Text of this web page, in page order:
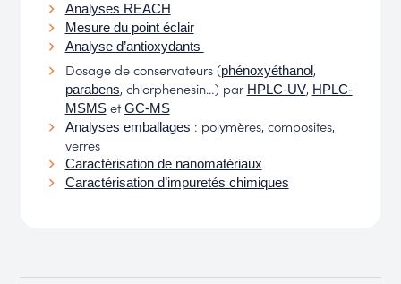
Analyses REACH
Mesure du point éclair
Analyse d’antioxydants
Dosage de conservateurs (phénoxyéthanol,
parabens, chlorphenesin…) par HPLC-UV, HPLC-
MSMSet GC-MS
Analyses emballages : polymères, composites,
verres
Caractérisation de nanomatériaux
Caractérisation d’impuretés chimiques